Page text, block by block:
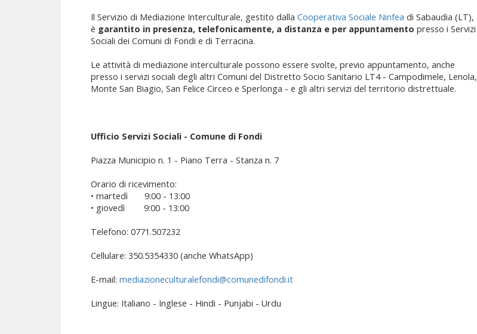
Il Servizio di Mediazione Interculturale, gestito dalla Cooperativa Sociale Ninfea di Sabaudia (LT),
è garantito in presenza, telefonicamente, a distanza e per appuntamento presso i Servizi
Sociali dei Comuni di Fondi e di Terracina.
Le attività di mediazione interculturale possono essere svolte, previo appuntamento, anche
presso i servizi sociali degli altri Comuni del Distretto Socio Sanitario LT4 - Campodimele, Lenola,
Monte San Biagio, San Felice Circeo e Sperlonga - e gli altri servizi del territorio distrettuale.
Ufficio Servizi Sociali - Comune di Fondi
Piazza Municipio n. 1 - Piano Terra - Stanza n. 7
Orario di ricevimento:
• martedì 9:00 - 13:00
• giovedì 9:00 - 13:00
Telefono: 0771.507232
Cellulare: 350.5354330 (anche WhatsApp)
E-mail: mediazioneculturalefondi@comunedifondi.it
Lingue: Italiano - Inglese - Hindi - Punjabi - Urdu